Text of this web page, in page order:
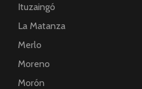
Ituzaingó
La Matanza
Merlo
Moreno
Morón